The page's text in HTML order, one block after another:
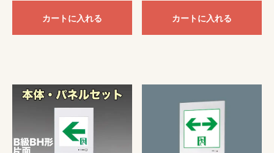
カートに入れる カートに入れる